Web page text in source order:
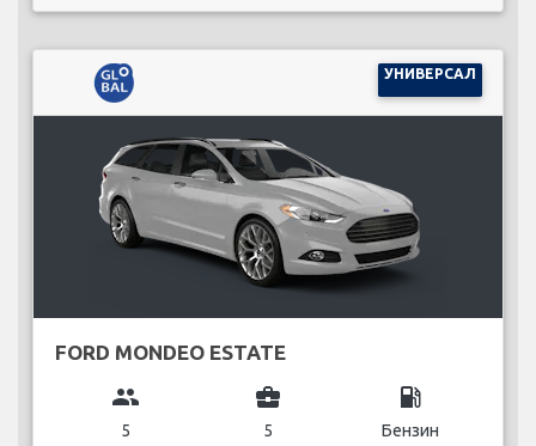
УНИВЕРСАЛ
FORD MONDEO ESTATE
group
5
business_center
5
local_gas_station
Бензин